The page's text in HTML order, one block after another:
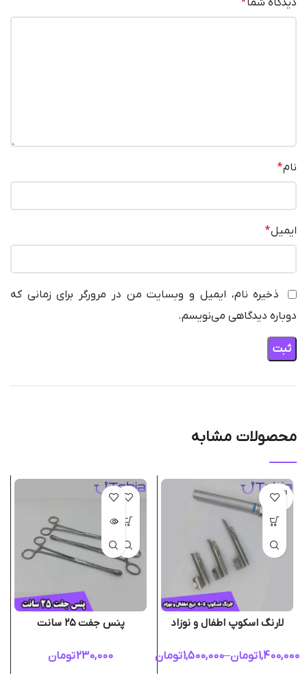
دیدگاه شما*
نام*
ایمیل*
ذخیره نام، ایمیل و وبسایت من در مرورگر برای زمانی که
دوباره دیدگاهی می‌نویسم.
محصولات مشابه
اتمام مو
جودی
لارنگ اسکوپ اطفال و نوزاد
1,400,000تومان–
1,500,000تومان
پنس جفت ۲۵ سانت
230,000تومان